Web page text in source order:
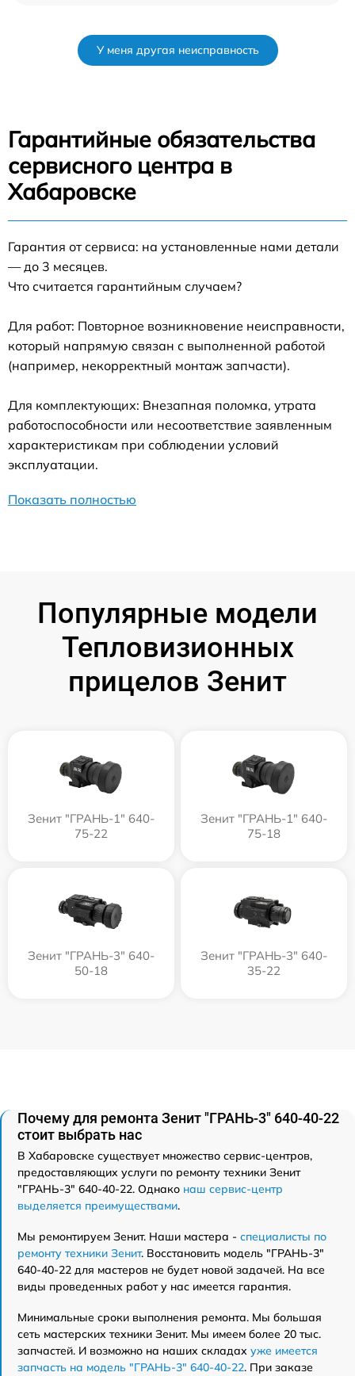
У меня другая неисправность
Гарантийные обязательства
сервисного центра в
Хабаровске
Гарантия от сервиса: на установленные нами детали
— до 3 месяцев.
Что считается гарантийным случаем?
Для работ: Повторное возникновение неисправности,
который напрямую связан с выполненной работой
(например, некорректный монтаж запчасти).
Для комплектующих: Внезапная поломка, утрата
работоспособности или несоответствие заявленным
характеристикам при соблюдении условий
эксплуатации.
Показать полностью
Популярные модели
Тепловизионных
прицелов Зенит
Зенит "ГРАНЬ-1" 640-
75-22
Зенит "ГРАНЬ-1" 640-
75-18
Зенит "ГРАНЬ-3" 640-
50-18
Зенит "ГРАНЬ-3" 640-
35-22
Почему для ремонта Зенит "ГРАНЬ-3" 640-40-22
стоит выбрать нас
В Хабаровске существует множество сервис-центров,
предоставляющих услуги по ремонту техники Зенит
"ГРАНЬ-3" 640-40-22. Однако наш сервис-центр
выделяется преимуществами.
Мы ремонтируем Зенит. Наши мастера - специалисты по
ремонту техники Зенит. Восстановить модель "ГРАНЬ-3"
640-40-22 для мастеров не будет новой задачей. На все
виды проведенных работ у нас имеется гарантия.
Минимальные сроки выполнения ремонта. Мы большая
сеть мастерских техники Зенит. Мы имеем более 20 тыс.
запчастей. И возможно на наших складах уже имеется
запчасть на модель "ГРАНЬ-3" 640-40-22. При заказе